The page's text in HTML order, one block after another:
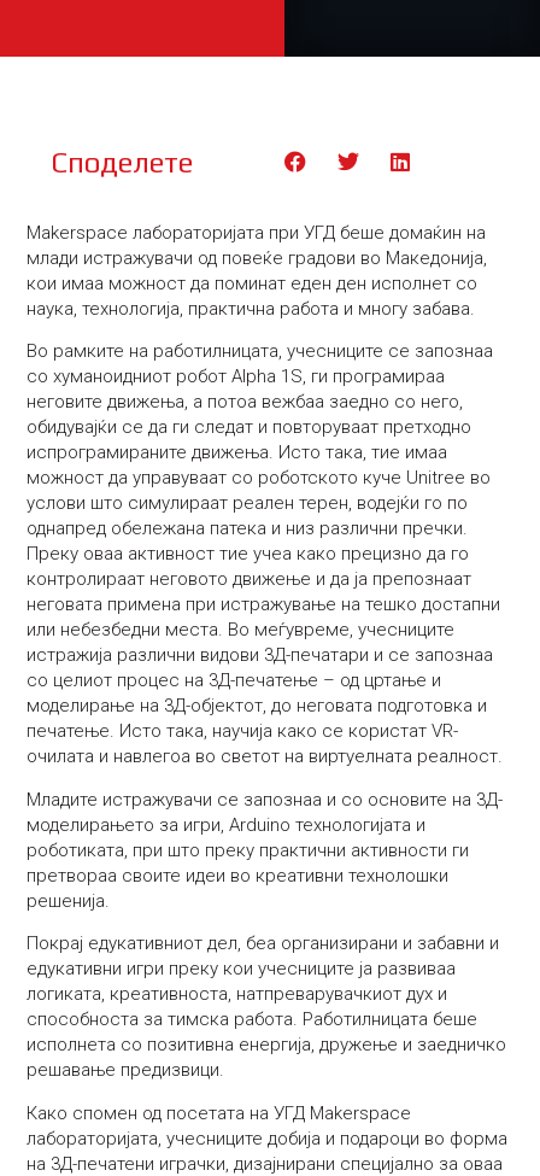
Споделете
Makerspace лабораторијата при УГД беше домаќин на
млади истражувачи од повеќе градови во Македонија,
кои имаа можност да поминат еден ден исполнет со
наука, технологија, практична работа и многу забава.
Во рамките на работилницата, учесниците се запознаа
со хуманоидниот робот Alpha 1S, ги програмираа
неговите движења, а потоа вежбаа заедно со него,
обидувајќи се да ги следат и повторуваат претходно
испрограмираните движења. Исто така, тие имаа
можност да управуваат со роботското куче Unitree во
услови што симулираат реален терен, водејќи го по
однапред обележана патека и низ различни пречки.
Преку оваа активност тие учеа како прецизно да го
контролираат неговото движење и да ја препознаат
неговата примена при истражување на тешко достапни
или небезбедни места. Во меѓувреме, учесниците
истражија различни видови 3Д-печатари и се запознаа
со целиот процес на 3Д-печатење – од цртање и
моделирање на 3Д-објектот, до неговата подготовка и
печатење. Исто така, научија како се користат VR-
очилата и навлегоа во светот на виртуелната реалност.
Младите истражувачи се запознаа и со основите на 3Д-
моделирањето за игри, Arduino технологијата и
роботиката, при што преку практични активности ги
претвораа своите идеи во креативни технолошки
решенија.
Покрај едукативниот дел, беа организирани и забавни и
едукативни игри преку кои учесниците ја развиваа
логиката, креативноста, натпреварувачкиот дух и
способноста за тимска работа. Работилницата беше
исполнета со позитивна енергија, дружење и заедничко
решавање предизвици.
Како спомен од посетата на УГД Makerspace
лабораторијата, учесниците добија и подароци во форма
на 3Д-печатени играчки, дизајнирани специјално за оваа